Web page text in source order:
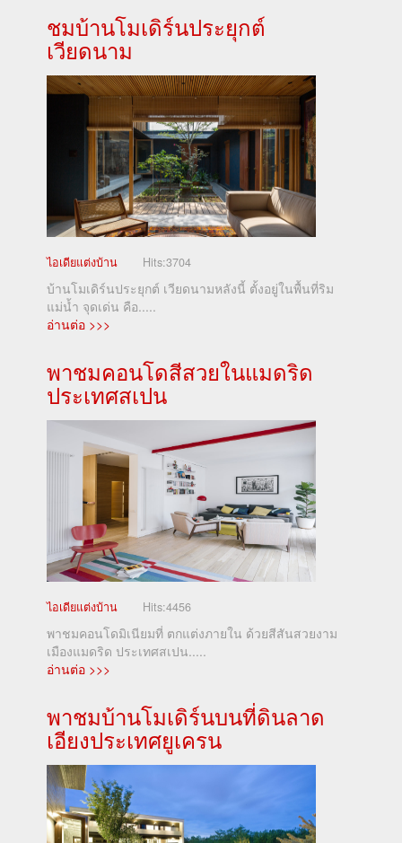
ชมบ้านโมเดิร์นประยุกต์
เวียดนาม
ไอเดียแต่งบ้าน Hits:3704
บ้านโมเดิร์นประยุกต์ เวียดนามหลังนี้ ตั้งอยู่ในพื้นที่ริม
แม่น้ำ จุดเด่น คือ.....
อ่านต่อ >>>
พาชมคอนโดสีสวยในแมดริด
ประเทศสเปน
ไอเดียแต่งบ้าน Hits:4456
พาชมคอนโดมิเนียมที่ ตกแต่งภายใน ด้วยสีสันสวยงาม
เมืองแมดริด ประเทศสเปน.....
อ่านต่อ >>>
พาชมบ้านโมเดิร์นบนที่ดินลาด
เอียงประเทศยูเครน